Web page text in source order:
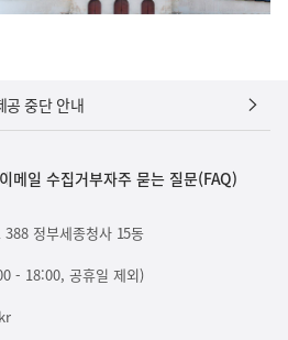
공 중단 안내
이메일 수집거부자주 묻는 질문(FAQ)
정부세종청사 15동
- 18:00, 공휴일 제외)